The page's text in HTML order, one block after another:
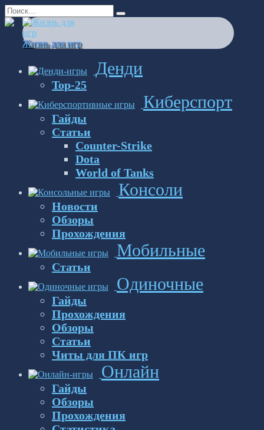
Перейти
к
содержанию
Search
for:
Жизнь для игр
Денди
Top-25
Киберспорт
Гайды
Статьи
Counter-Strike
Dota
World of Tanks
Консоли
Новости
Обзоры
Прохождения
Мобильные
Статьи
Одиночные
Гайды
Прохождения
Обзоры
Статьи
Читы для ПК игр
Онлайн
Гайды
Обзоры
Прохождения